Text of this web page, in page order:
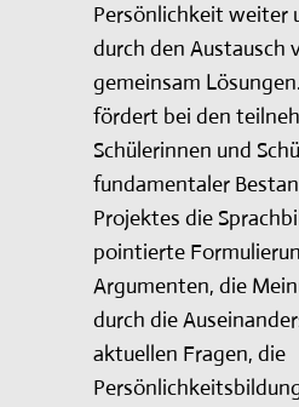
Persönlichkeit weiter
durch den Austausch
gemeinsam
fördert bei den
Schülerinnen und
fundamentaler
Projektes die
pointierte
Argumenten, die
durch die
aktuellen Fragen, die